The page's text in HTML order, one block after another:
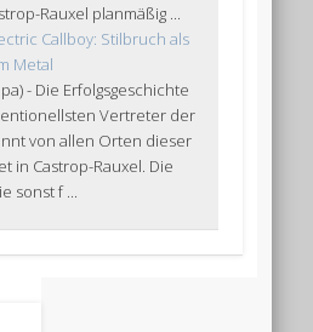
Rauxel planmäßig ...
Callboy: Stilbruch als
Metal
- Die Erfolgsgeschichte
Vertreter der
von allen Orten dieser
in Castrop-Rauxel. Die
sonst f ...